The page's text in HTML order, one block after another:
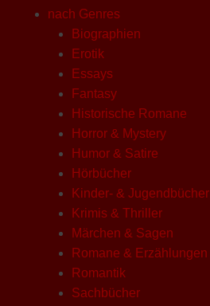
nach Genres
Biographien
Erotik
Essays
Fantasy
Historische Romane
Horror & Mystery
Humor & Satire
Hörbücher
Kinder- & Jugendbücher
Krimis & Thriller
Märchen & Sagen
Romane & Erzählungen
Romantik
Sachbücher